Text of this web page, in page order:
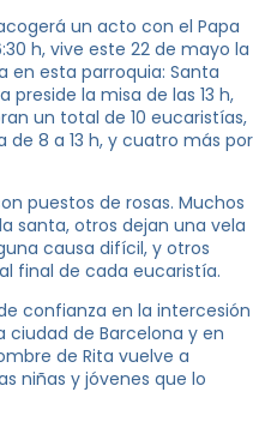
un acto con el Papa
h, vive este 22 de mayo la
en esta parroquia: Santa
preside la misa de las 13 h,
un total de 10 eucaristías,
8 a 13 h, y cuatro más por
puestos de rosas. Muchos
santa, otros dejan una vela
causa difícil, y otros
final de cada eucaristía.
confianza en la intercesión
de Barcelona y en
de Rita vuelve a
niñas y jóvenes que lo